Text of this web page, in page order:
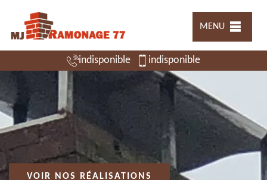
MENU
indisponible indisponible
VOIR NOS RÉALISATIONS